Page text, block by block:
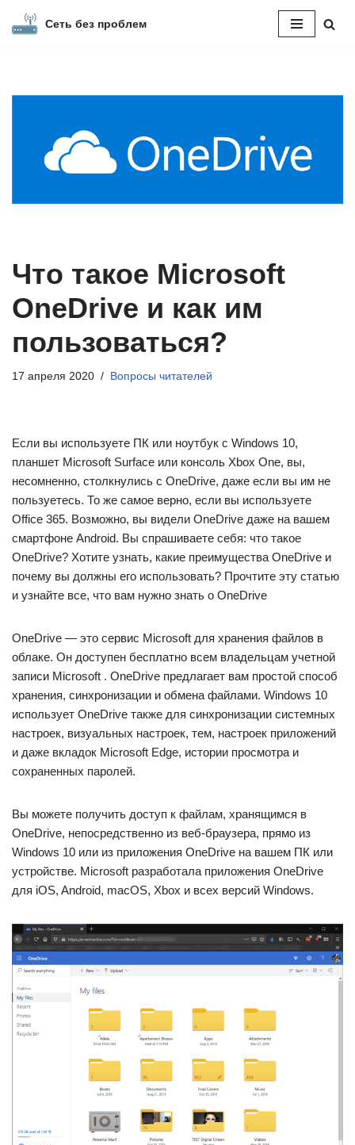
Сеть без проблем
Что такое Microsoft
OneDrive и как им
пользоваться?
17 апреля 2020 Вопросы читателей
Если вы используете ПК или ноутбук с Windows 10,
планшет Microsoft Surface или консоль Xbox One, вы,
несомненно, столкнулись с OneDrive, даже если вы им не
пользуетесь. То же самое верно, если вы используете
Office 365. Возможно, вы видели OneDrive даже на вашем
смартфоне Android. Вы спрашиваете себя: что такое
OneDrive? Хотите узнать, какие преимущества OneDrive и
почему вы должны его использовать? Прочтите эту статью
и узнайте все, что вам нужно знать о OneDrive
OneDrive — это сервис Microsoft для хранения файлов в
облаке. Он доступен бесплатно всем владельцам учетной
записи Microsoft . OneDrive предлагает вам простой способ
хранения, синхронизации и обмена файлами. Windows 10
использует OneDrive также для синхронизации системных
настроек, визуальных настроек, тем, настроек приложений
и даже вкладок Microsoft Edge, истории просмотра и
сохраненных паролей.
Вы можете получить доступ к файлам, хранящимся в
OneDrive, непосредственно из веб-браузера, прямо из
Windows 10 или из приложения OneDrive на вашем ПК или
устройстве. Microsoft разработала приложения OneDrive
для iOS, Android, macOS, Xbox и всех версий Windows.